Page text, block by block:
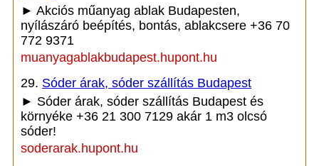
► Akciós műanyag ablak Budapesten,
nyílászáró beépítés, bontás, ablakcsere +36 70
772 9371
muanyagablakbudapest.hupont.hu
29. Sóder árak, sóder szállítás Budapest
► Sóder árak, sóder szállítás Budapest és
környéke +36 21 300 7129 akár 1 m3 olcsó
sóder!
soderarak.hupont.hu